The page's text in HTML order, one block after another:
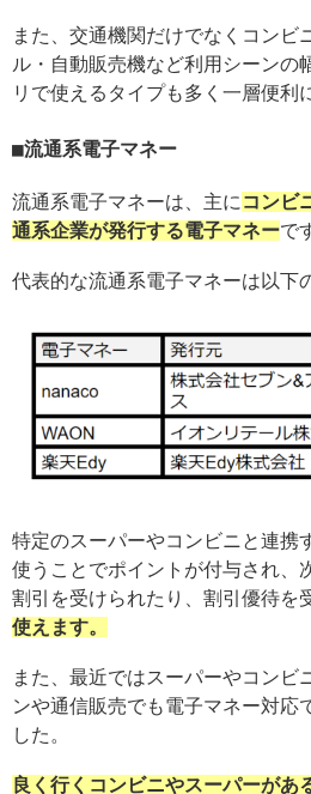
また、交通機関だけでなくコンビ
ル・自動販売機など利用シーンの
リで使えるタイプも多く一層便利
流通系電子マネー
流通系電子マネーは、主に コンビ
通系企業が発行する電子マネーで
代表的な流通系電子マネーは以下
特定のスーパーやコンビニと連携
使うことでポイントが付与され、
割引を受けられたり、割引優待を
使えます。
また、最近ではスーパーやコンビ
ンや通信販売でも電子マネー対応
した。
良く行くコンビニやスーパーがあ